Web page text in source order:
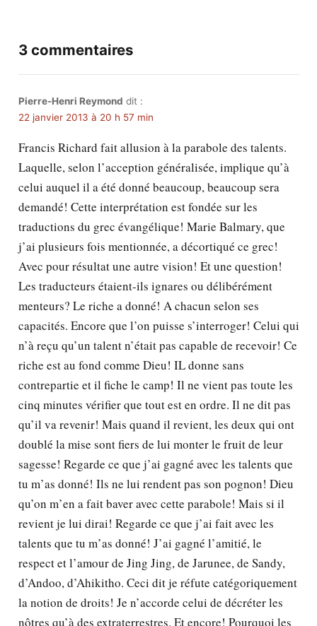
3 commentaires
Pierre-Henri Reymond dit :
22 janvier 2013 à 20 h 57 min
Francis Richard fait allusion à la parabole des talents.
Laquelle, selon l’acception généralisée, implique qu’à
celui auquel il a été donné beaucoup, beaucoup sera
demandé! Cette interprétation est fondée sur les
traductions du grec évangélique! Marie Balmary, que
j’ai plusieurs fois mentionnée, a décortiqué ce grec!
Avec pour résultat une autre vision! Et une question!
Les traducteurs étaient-ils ignares ou délibérément
menteurs? Le riche a donné! A chacun selon ses
capacités. Encore que l’on puisse s’interroger! Celui qui
n’à reçu qu’un talent n’était pas capable de recevoir! Ce
riche est au fond comme Dieu! IL donne sans
contrepartie et il fiche le camp! Il ne vient pas toute les
cinq minutes vérifier que tout est en ordre. Il ne dit pas
qu’il va revenir! Mais quand il revient, les deux qui ont
doublé la mise sont fiers de lui monter le fruit de leur
sagesse! Regarde ce que j’ai gagné avec les talents que
tu m’as donné! Ils ne lui rendent pas son pognon! Dieu
qu’on m’en a fait baver avec cette parabole! Mais si il
revient je lui dirai! Regarde ce que j’ai fait avec les
talents que tu m’as donné! J’ai gagné l’amitié, le
respect et l’amour de Jing Jing, de Jarunee, de Sandy,
d’Andoo, d’Ahikitho. Ceci dit je réfute catégoriquement
la notion de droits! Je n’accorde celui de décréter les
nôtres qu’à des extraterrestres. Et encore! Pourquoi les